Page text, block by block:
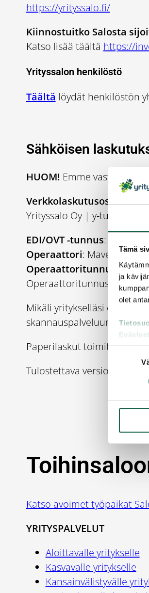
Tämä
ja
olet
https://yrityssalo.fi/
Kiinnostuitko Salosta
Katso lisää täältä https://
Yrityssalon henkilöstö
Täältä löydät henkilöstön
Sähköisen
HUOM! Emme vastaanota
Verkkolaskutusosoite:
Yrityssalo Oy | y-tunnus:
EDI/OVT -tunnus:
Operaattori: Maventa
Operaattoritunnus
:
Operaattoritunnus
Mikäli yritykselläsi ei ole
skannauspalveluun
Paperilaskut toimitetaan
Tulostettava versio
Katso avoimet työpaikat
YRITYSPALVELUT
Aloittavalle yritykselle
Kasvavalle yritykselle
Kansainvälistyvälle